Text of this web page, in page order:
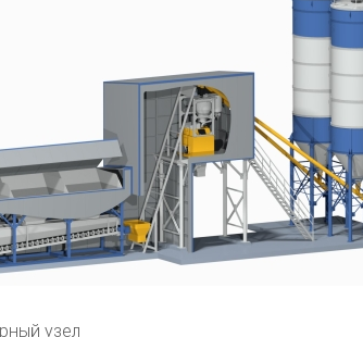
узел